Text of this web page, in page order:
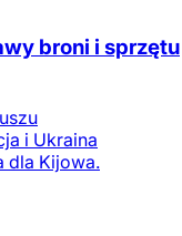
broni i sprzętu
i Ukraina
dla Kijowa.